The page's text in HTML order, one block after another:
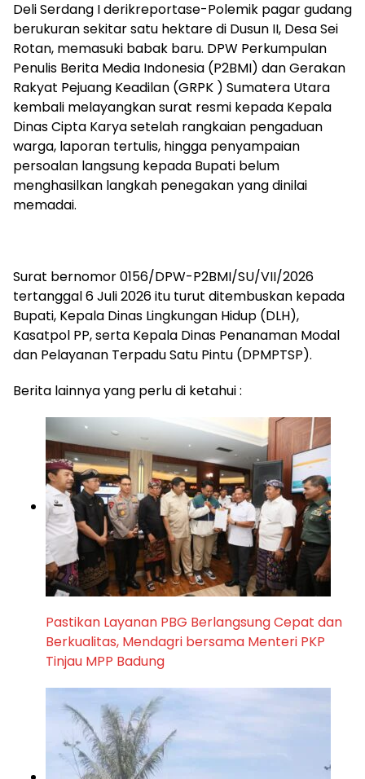
Deli Serdang I derikreportase-Polemik pagar gudang
berukuran sekitar satu hektare di Dusun II, Desa Sei
Rotan, memasuki babak baru. DPW Perkumpulan
Penulis Berita Media Indonesia (P2BMI) dan Gerakan
Rakyat Pejuang Keadilan (GRPK ) Sumatera Utara
kembali melayangkan surat resmi kepada Kepala
Dinas Cipta Karya setelah rangkaian pengaduan
warga, laporan tertulis, hingga penyampaian
persoalan langsung kepada Bupati belum
menghasilkan langkah penegakan yang dinilai
memadai.
Surat bernomor 0156/DPW-P2BMI/SU/VII/2026
tertanggal 6 Juli 2026 itu turut ditembuskan kepada
Bupati, Kepala Dinas Lingkungan Hidup (DLH),
Kasatpol PP, serta Kepala Dinas Penanaman Modal
dan Pelayanan Terpadu Satu Pintu (DPMPTSP).
Berita lainnya yang perlu di ketahui :
Pastikan Layanan PBG Berlangsung Cepat dan
Berkualitas, Mendagri bersama Menteri PKP
Tinjau MPP Badung